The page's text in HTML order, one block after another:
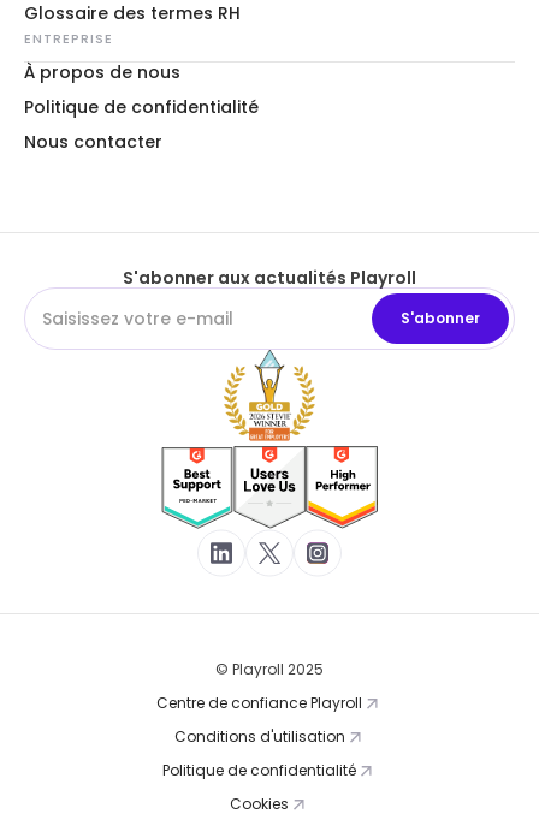
Glossaire des termes RH
ENTREPRISE
À propos de nous
Politique de confidentialité
Nous contacter
S'abonner aux actualités Playroll
© Playroll 2025
Centre de confiance Playroll
Conditions d'utilisation
Politique de confidentialité
Cookies